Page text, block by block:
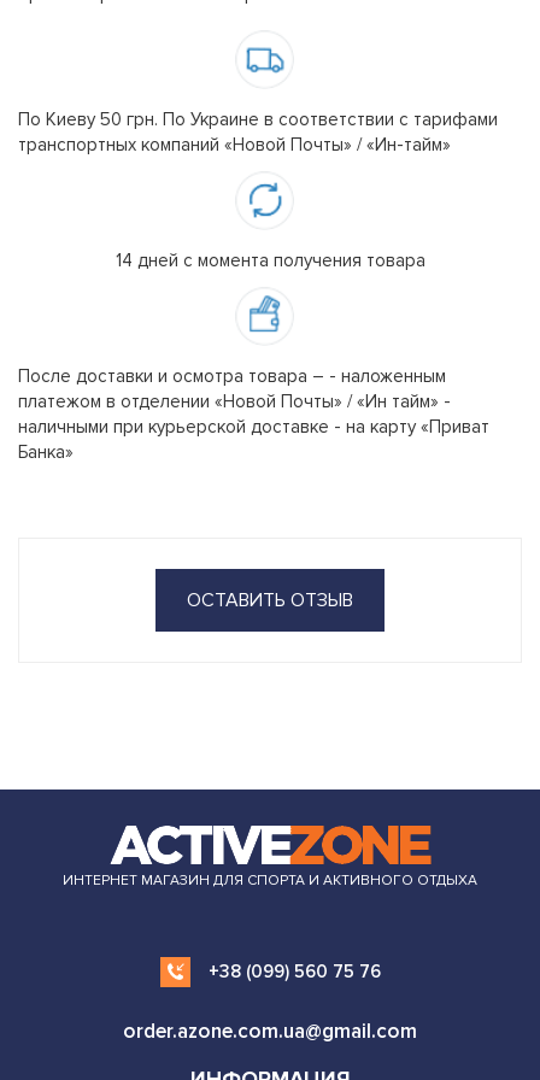
По Киеву 50 грн. По Украине в соответствии с тарифами
транспортных компаний «Новой Почты» / «Ин-тайм»
14 дней с момента получения товара
После доставки и осмотра товара – - наложенным
платежом в отделении «Новой Почты» / «Ин тайм» -
наличными при курьерской доставке - на карту «Приват
Банка»
ОСТАВИТЬ ОТЗЫВ
ИНТЕРНЕТ МАГАЗИН ДЛЯ СПОРТА И АКТИВНОГО ОТДЫХА
+38 (099) 560 75 76
order.azone.com.ua@gmail.com